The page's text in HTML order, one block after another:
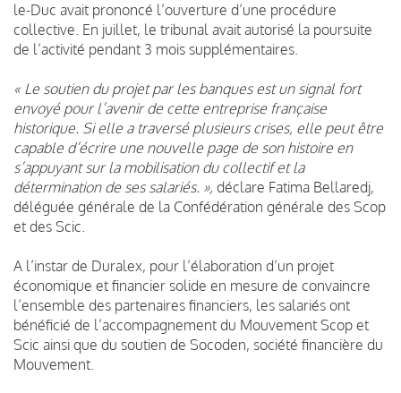
le-Duc avait prononcé l’ouverture d’une procédure
collective. En juillet, le tribunal avait autorisé la poursuite
de l’activité pendant 3 mois supplémentaires.
« Le soutien du projet par les banques est un signal fort
envoyé pour l’avenir de cette entreprise française
historique. Si elle a traversé plusieurs crises, elle peut être
capable d’écrire une nouvelle page de son histoire en
s’appuyant sur la mobilisation du collectif et la
détermination de ses salariés. », déclare Fatima Bellaredj,
déléguée générale de la Confédération générale des Scop
et des Scic.
A l’instar de Duralex, pour l’élaboration d’un projet
économique et financier solide en mesure de convaincre
l’ensemble des partenaires financiers, les salariés ont
bénéficié de l’accompagnement du Mouvement Scop et
Scic ainsi que du soutien de Socoden, société financière du
Mouvement.